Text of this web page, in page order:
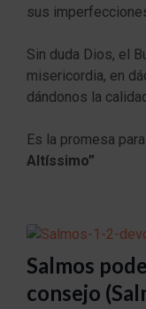
sus
Sin duda Dios, el
misericordia, en
dándonos la
Es la promesa
Altíssimo”
Salmos
consejo